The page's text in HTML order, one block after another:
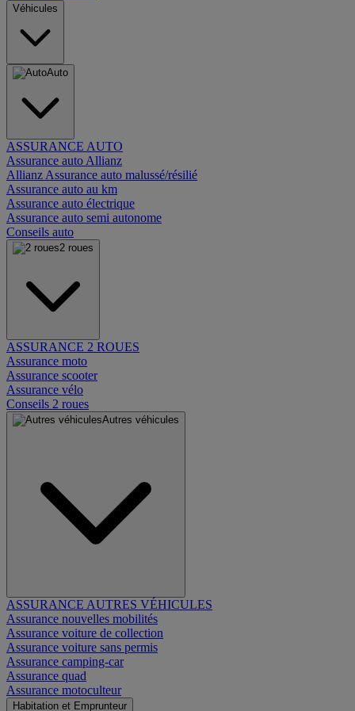
Véhicules
Auto
ASSURANCE AUTO
Assurance auto Allianz
Allianz Assurance auto malussé/résilié
Assurance auto au km
Assurance auto électrique
Assurance auto semi autonome
Conseils auto
2 roues
ASSURANCE 2 ROUES
Assurance moto
Assurance scooter
Assurance vélo
Conseils 2 roues
Autres véhicules
ASSURANCE AUTRES VÉHICULES
Assurance nouvelles mobilités
Assurance voiture de collection
Assurance voiture sans permis
Assurance camping-car
Assurance quad
Assurance motoculteur
Habitation et Emprunteur